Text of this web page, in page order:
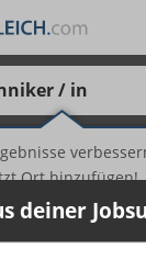
Ort hinzufügen!
/ in
bei 40
Jahr pro
deiner